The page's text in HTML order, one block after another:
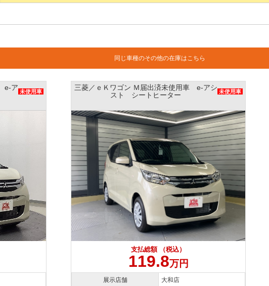
同じ車種のその他の在庫はこちら
e-ア 未使用車
三菱／ｅＫワゴン Ｍ届出済未使用車 e-アシ
スト シートヒーター
未使用車
支払総額 （税込）
119.8万円
展示店舗 大和店